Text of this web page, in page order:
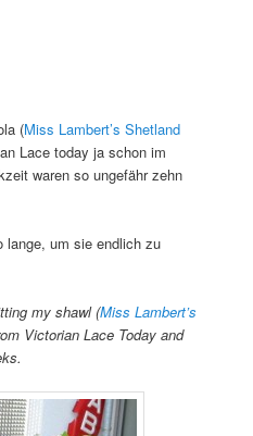
(Miss Lambert’s Shetland
Lace today ja schon im
waren so ungefähr zehn
lange, um sie endlich zu
my shawl (Miss Lambert’s
Victorian Lace Today and